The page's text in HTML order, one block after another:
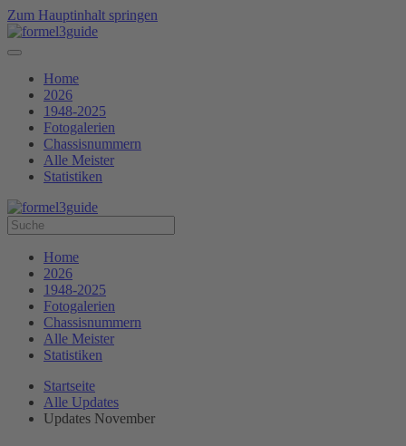
Zum Hauptinhalt springen
Home
2026
1948-2025
Fotogalerien
Chassisnummern
Alle Meister
Statistiken
Home
2026
1948-2025
Fotogalerien
Chassisnummern
Alle Meister
Statistiken
Startseite
Alle Updates
Updates November